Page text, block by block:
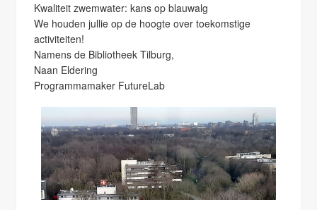
Kwaliteit zwemwater: kans op blauwalg
We houden jullie op de hoogte over toekomstige
activiteiten!
Namens de Bibliotheek Tilburg,
Naan Eldering
Programmamaker FutureLab